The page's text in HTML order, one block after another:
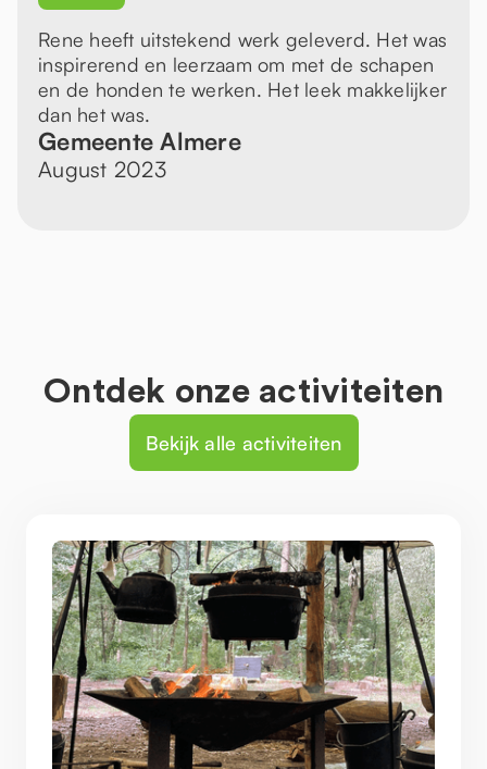
Rene heeft uitstekend werk geleverd. Het was
inspirerend en leerzaam om met de schapen
en de honden te werken. Het leek makkelijker
dan het was.
Gemeente Almere
August 2023
Ontdek onze activiteiten
Bekijk alle activiteiten